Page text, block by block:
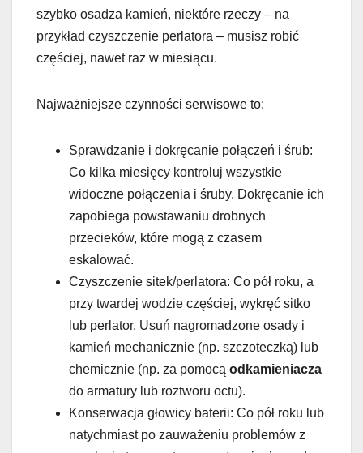
szybko osadza kamień, niektóre rzeczy – na
przykład czyszczenie perlatora – musisz robić
częściej, nawet raz w miesiącu.
Najważniejsze czynności serwisowe to:
Sprawdzanie i dokręcanie połączeń i śrub:
Co kilka miesięcy kontroluj wszystkie
widoczne połączenia i śruby. Dokręcanie ich
zapobiega powstawaniu drobnych
przecieków, które mogą z czasem
eskalować.
Czyszczenie sitek/perlatora: Co pół roku, a
przy twardej wodzie częściej, wykręć sitko
lub perlator. Usuń nagromadzone osady i
kamień mechanicznie (np. szczoteczką) lub
chemicznie (np. za pomocą odkamieniacza
do armatury lub roztworu octu).
Konserwacja głowicy baterii: Co pół roku lub
natychmiast po zauważeniu problemów z